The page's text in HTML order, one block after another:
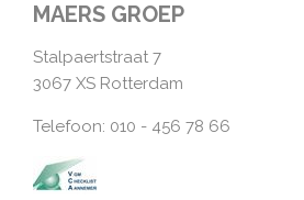
MAERS GROEP
Stalpaertstraat 7
3067 XS Rotterdam
Telefoon: 010 - 456 78 66